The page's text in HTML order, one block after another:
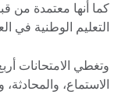
كما أنها معتمدة من
التعليم الوطنية في
وتغطي الامتحانات
الاستماع،